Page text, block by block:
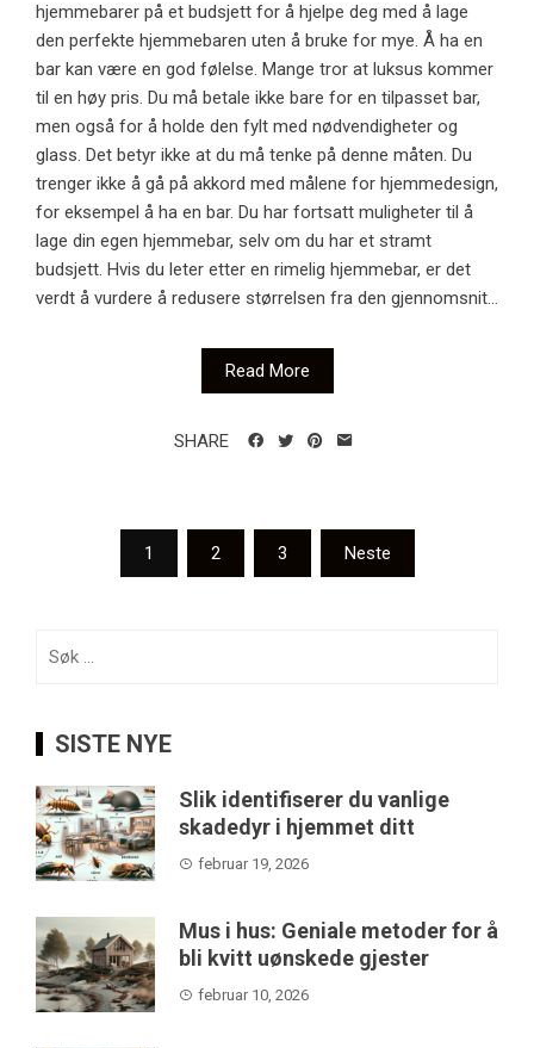
hjemmebarer på et budsjett for å hjelpe deg med å lage
den perfekte hjemmebaren uten å bruke for mye. Å ha en
bar kan være en god følelse. Mange tror at luksus kommer
til en høy pris. Du må betale ikke bare for en tilpasset bar,
men også for å holde den fylt med nødvendigheter og
glass. Det betyr ikke at du må tenke på denne måten. Du
trenger ikke å gå på akkord med målene for hjemmedesign,
for eksempel å ha en bar. Du har fortsatt muligheter til å
lage din egen hjemmebar, selv om du har et stramt
budsjett. Hvis du leter etter en rimelig hjemmebar, er det
verdt å vurdere å redusere størrelsen fra den gjennomsnit...
Read More
SHARE
Sidepaginering
1 2 3 Neste
SISTE NYE
Slik identifiserer du vanlige
skadedyr i hjemmet ditt
februar 19, 2026
Mus i hus: Geniale metoder for å
bli kvitt uønskede gjester
februar 10, 2026